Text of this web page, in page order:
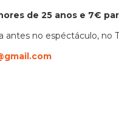
de 25 anos e 7€
antes no espéctáculo, no